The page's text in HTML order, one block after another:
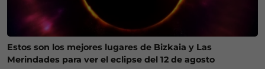
Estos son los mejores lugares de Bizkaia y Las
Merindades para ver el eclipse del 12 de agosto